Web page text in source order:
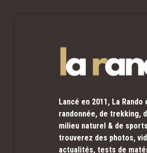
Lancé en 2011, La
randonnée, de trekking,
milieu naturel & de
trouverez des photos,
actualités, tests de